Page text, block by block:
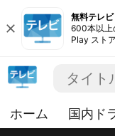
close
無料テレ
600本以上
Play スト
ホーム 国内ド